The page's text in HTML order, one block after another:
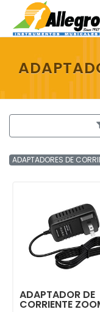
ADAPTADORES DE
ADAPTADOR DE
CORRIENTE